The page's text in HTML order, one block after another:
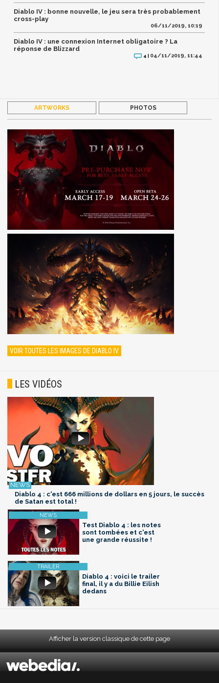
Diablo IV : bonne nouvelle, le jeu sera très probablement
cross-play
06/11/2019, 10:19
Diablo IV : une connexion Internet obligatoire ? La
réponse de Blizzard
4 | 04/11/2019, 11:44
ARTWORKS PHOTOS
VOIR TOUTES LES IMAGES DE DIABLO IV
LES VIDÉOS
Diablo 4 : c'est 666 millions de dollars en 5 jours, le succès
de Satan est total !
Test Diablo 4 : les notes
sont tombées et c'est
une grande réussite !
Diablo 4 : voici le trailer
final, il y a du Billie Eilish
dedans
Afficher la version classique de cette page